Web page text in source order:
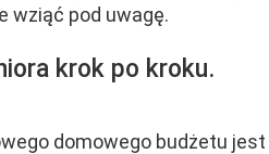
wziąć pod uwagę.
krok po kroku.
domowego budżetu jest